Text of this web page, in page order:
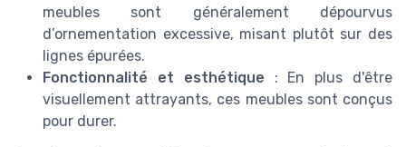
meubles sont généralement dépourvus
d’ornementation excessive, misant plutôt sur des
lignes épurées.
Fonctionnalité et esthétique : En plus d'être
visuellement attrayants, ces meubles sont conçus
pour durer.